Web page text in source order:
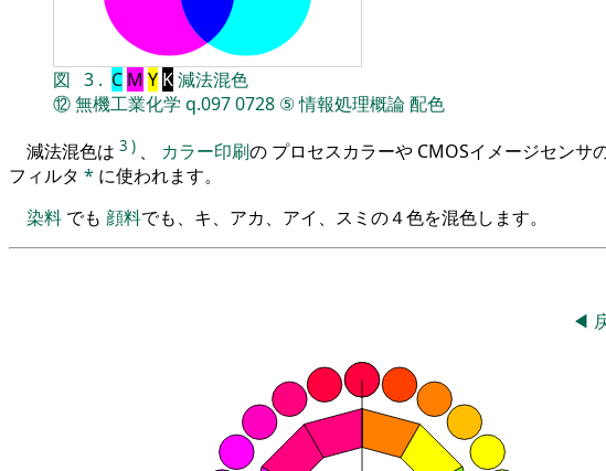
図 3 . C M Y K減法混色
⑫無機工業化学 q.0970728 ⑤情報処理概論配色
減法混色は 3 ) 、 カラー印刷の プロセスカラーや CMOSイメージセンサ
フィルタ * に使われます。
染料 でも 顔料でも、キ、アカ、アイ、スミの４色を混色します。
◀